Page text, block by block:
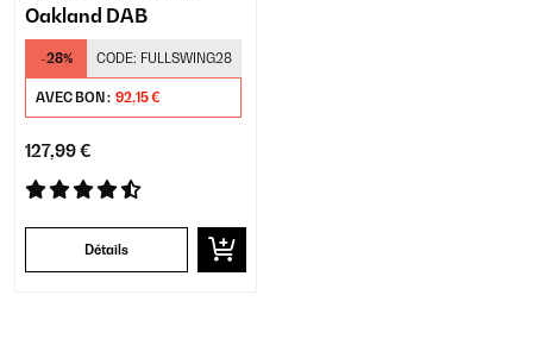
Oakland DAB
-28% CODE: FULLSWING28
AVEC BON : 92,15 €
127,99 €
Détails